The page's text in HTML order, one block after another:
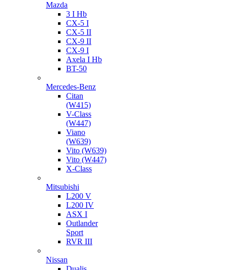
Mazda
3 I Hb
CX-5 I
CX-5 II
CX-9 II
CX-9 I
Axela I Hb
BT-50
Mercedes-Benz
Citan
(W415)
V-Class
(W447)
Viano
(W639)
Vito (W639)
Vito (W447)
X-Class
Mitsubishi
L200 V
L200 IV
ASX I
Outlander
Sport
RVR III
Nissan